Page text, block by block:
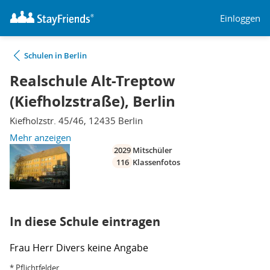
Einloggen
Schulen in Berlin
Realschule Alt-Treptow
(Kiefholzstraße), Berlin
Kiefholzstr. 45/46, 12435 Berlin
Mehr anzeigen
2029 Mitschüler
116 Klassenfotos
In diese Schule eintragen
Frau Herr Divers keine Angabe
* Pflichtfelder